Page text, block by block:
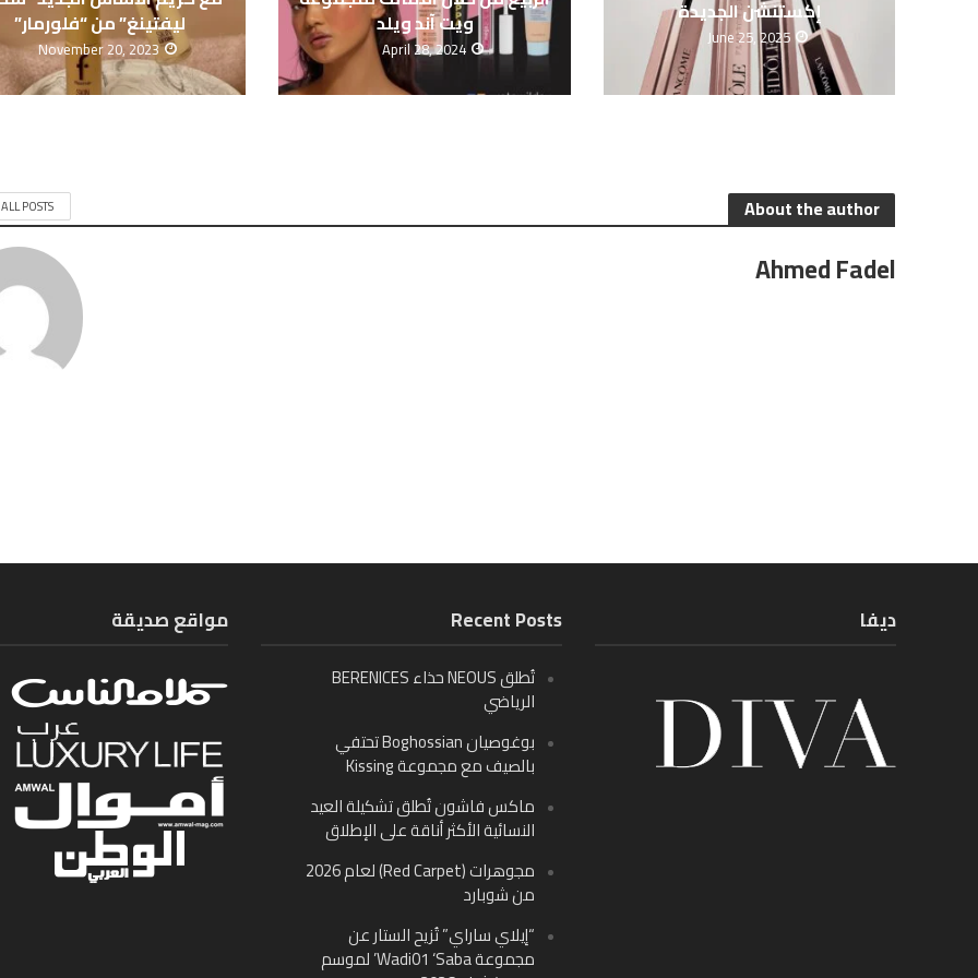
إكستنشن الجديدة
June 25, 2025 ويت آند ويلد
April 28, 2024
ليفتينغ” من “فلورمار”
November 20, 2023
About the author
POSTS
Ahmed Fadel
مواقع صديقة Recent Posts
تُطلق NEOUS حذاء BERENICES
الرياضي
بوغوصيان Boghossian تحتفي
بالصيف مع مجموعة Kissing
ماكس فاشون تُطلق تشكيلة العيد
النسائية الأكثر أناقة على الإطلاق
مجوهرات (Red Carpet) لعام 2026
من شوبارد
“إيلاي ساراي” تُزيح الستار عن
مجموعة Wadi01 ‘Saba’ لموسم
ديفا